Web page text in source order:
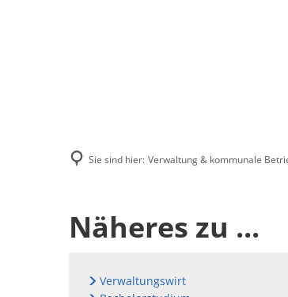
Sie sind hier: Verwaltung & kommunale
Ausbildung
Näheres zu ...
Verwaltungswirt